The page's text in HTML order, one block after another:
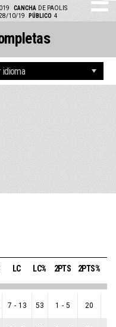
CANCHA DE PAOLIS
10/19 PÚBLICO 4
LC LC% 2PTS 2PTS%
7 - 13 53 1 - 5 20